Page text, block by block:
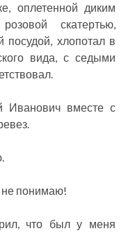
оплетенной диким
скатертью,
посудой, хлопотал в
вида, с седыми
вместе с
не понимаю!
что был у меня